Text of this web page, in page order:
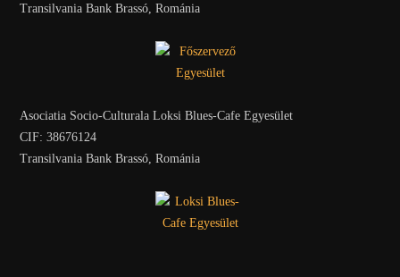
Transilvania Bank Brassó, Románia
Asociatia Socio-Culturala Loksi Blues-Cafe Egyesület
CIF: 38676124
Transilvania Bank Brassó, Románia